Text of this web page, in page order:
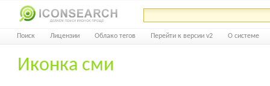
Поиск Лицензии Облако тегов Перейти к версии v2 О системе
Иконка сми